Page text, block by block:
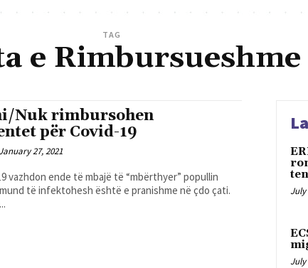
TAG
e Rimbursueshme
Nuk rimbursohen
për Covid-19
January 27, 2021
vazhdon ende të mbajë të “mbërthyer” popullin
të infektohesh është e pranishme në çdo çati.
July
July